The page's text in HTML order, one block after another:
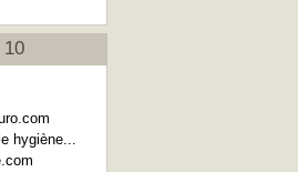
10
hygiène...